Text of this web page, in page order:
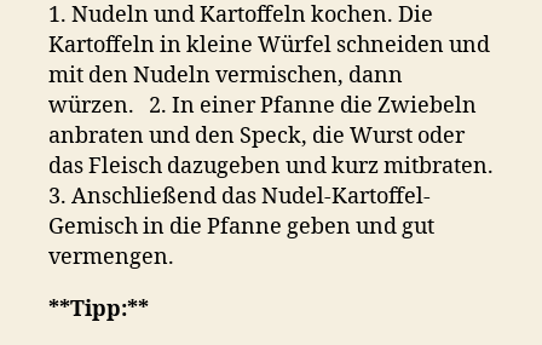
1. Nudeln und Kartoffeln kochen. Die
Kartoffeln in kleine Würfel schneiden und
mit den Nudeln vermischen, dann
würzen. 2. In einer Pfanne die Zwiebeln
anbraten und den Speck, die Wurst oder
das Fleisch dazugeben und kurz mitbraten.
3. Anschließend das Nudel-Kartoffel-
Gemisch in die Pfanne geben und gut
vermengen.
**Tipp:**